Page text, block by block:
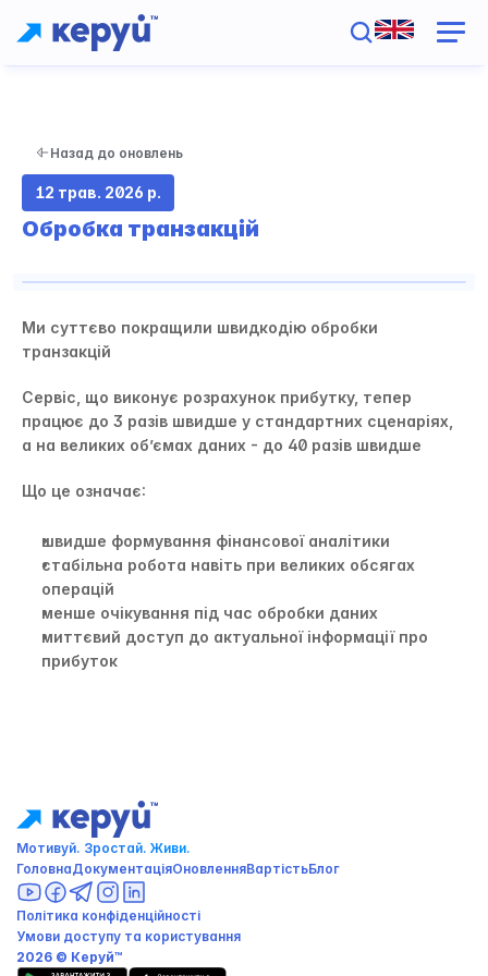
Назад до оновлень
12 трав. 2026 р.
Обробка транзакцій
Ми суттєво покращили швидкодію обробки
транзакцій
Сервіс, що виконує розрахунок прибутку, тепер
працює до 3 разів швидше у стандартних сценаріях,
а на великих обʼємах даних - до 40 разів швидше
Що це означає:
швидше формування фінансової аналітики
стабільна робота навіть при великих обсягах
операцій
менше очікування під час обробки даних
миттєвий доступ до актуальної інформації про
прибуток
Мотивуй. Зростай. Живи.
ГоловнаДокументаціяОновленняВартістьБлог
Політика конфіденційності
Умови доступу та користування
2026 © Керуй™